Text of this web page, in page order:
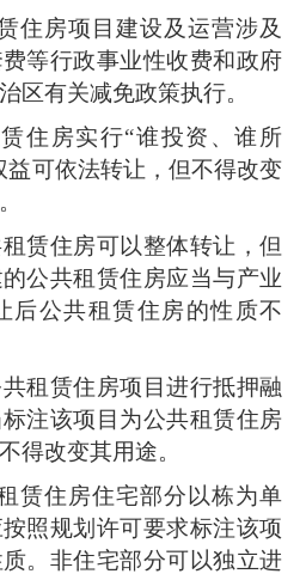
住房项目建设及运营涉及
等行政事业性收费和政府
区有关减免政策执行。
住房实行“谁投资、谁所
益可依法转让，但不得改变
赁住房可以整体转让，但
公共租赁住房应当与产业
后公共租赁住房的性质不
租赁住房项目进行抵押融
注该项目为公共租赁住房
得改变其用途。
赁住房住宅部分以栋为单
照规划许可要求标注该项
。非住宅部分可以独立进